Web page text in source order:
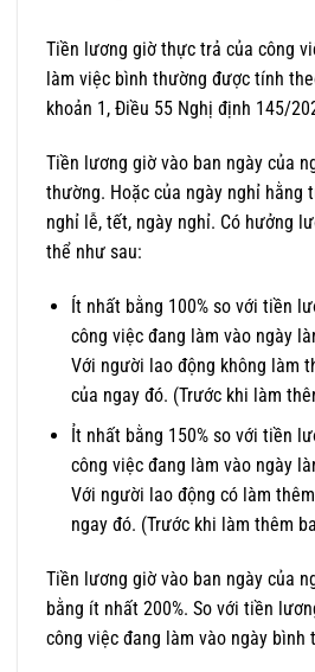
Tiền lương giờ thực trả của công
làm việc bình thường được tính
khoản 1, Điều 55 Nghị định 145/
Tiền lương giờ vào ban ngày của
thường. Hoặc của ngày nghỉ hằng
nghỉ lễ, tết, ngày nghỉ. Có hưởng
thể như sau:
Ít nhất bằng 100% so với tiền
công việc đang làm vào ngày
Với người lao động không làm
của ngay đó. (Trước khi làm
Ỉt nhất bằng 150% so với tiền
công việc đang làm vào ngày
Với người lao động có làm
ngay đó. (Trước khi làm thêm
Tiền lương giờ vào ban ngày của
bằng ít nhất 200%. So với tiền
công việc đang làm vào ngày bình